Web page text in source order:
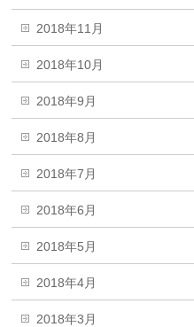
2018年11月
2018年10月
2018年9月
2018年8月
2018年7月
2018年6月
2018年5月
2018年4月
2018年3月